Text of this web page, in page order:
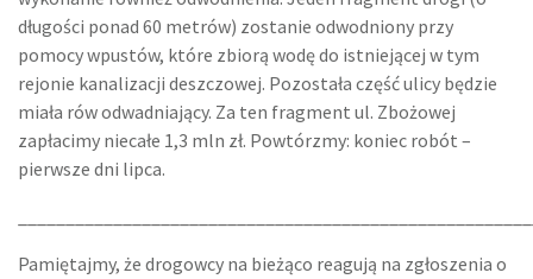
długości ponad 60 metrów) zostanie odwodniony przy
pomocy wpustów, które zbiorą wodę do istniejącej w tym
rejonie kanalizacji deszczowej. Pozostała część ulicy będzie
miała rów odwadniający. Za ten fragment ul. Zbożowej
zapłacimy niecałe 1,3 mln zł. Powtórzmy: koniec robót –
pierwsze dni lipca.
Pamiętajmy, że drogowcy na bieżąco reagują na zgłoszenia o